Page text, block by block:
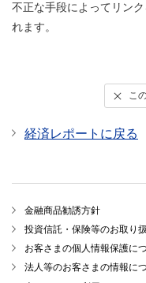
不正な手段によってリン
れます。
こ
経済レポートに戻る
金融商品勧誘方針
投資信託・保険等のお取り
お客さまの個人情報保護に
法人等のお客さまの情報に